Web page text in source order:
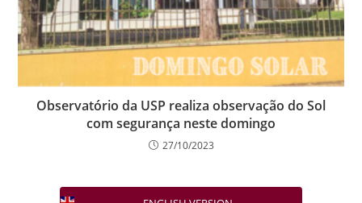
Observatório da USP realiza observação do Sol
com segurança neste domingo
27/10/2023